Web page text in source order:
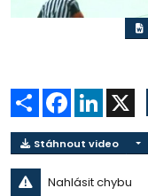
Sdílet Facebook
LinkedIn
Stáhnout video
Nahlásit chybu